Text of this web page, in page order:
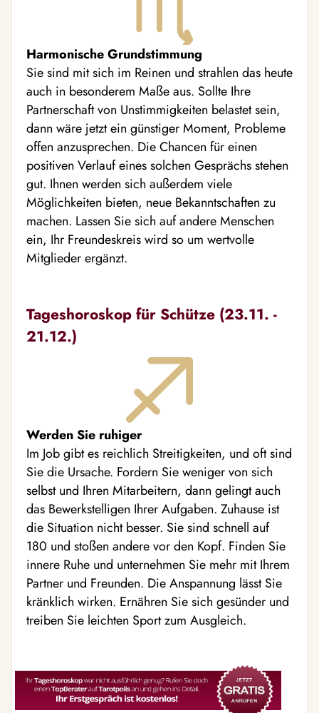
Harmonische Grundstimmung
Sie sind mit sich im Reinen und strahlen das heute
auch in besonderem Maße aus. Sollte Ihre
Partnerschaft von Unstimmigkeiten belastet sein,
dann wäre jetzt ein günstiger Moment, Probleme
offen anzusprechen. Die Chancen für einen
positiven Verlauf eines solchen Gesprächs stehen
gut. Ihnen werden sich außerdem viele
Möglichkeiten bieten, neue Bekanntschaften zu
machen. Lassen Sie sich auf andere Menschen
ein, Ihr Freundeskreis wird so um wertvolle
Mitglieder ergänzt.
Tageshoroskop für Schütze (23.11. -
21.12.)
Werden Sie ruhiger
Im Job gibt es reichlich Streitigkeiten, und oft sind
Sie die Ursache. Fordern Sie weniger von sich
selbst und Ihren Mitarbeitern, dann gelingt auch
das Bewerkstelligen Ihrer Aufgaben. Zuhause ist
die Situation nicht besser. Sie sind schnell auf
180 und stoßen andere vor den Kopf. Finden Sie
innere Ruhe und unternehmen Sie mehr mit Ihrem
Partner und Freunden. Die Anspannung lässt Sie
kränklich wirken. Ernähren Sie sich gesünder und
treiben Sie leichten Sport zum Ausgleich.